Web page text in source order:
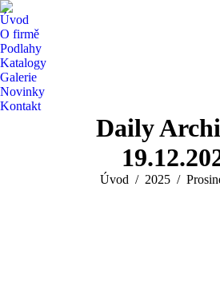
Úvod
O firmě
Podlahy
Katalogy
Galerie
Novinky
Kontakt
Daily
You are here:
Úvod 2025